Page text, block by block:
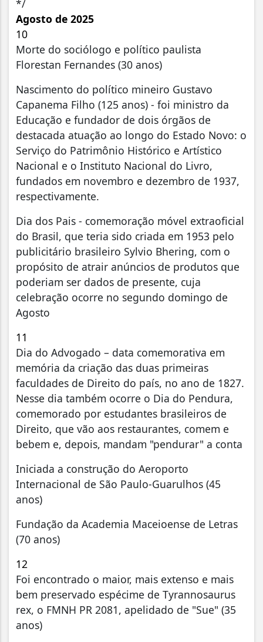
*/
Agosto de 2025
10
Morte do sociólogo e político paulista
Florestan Fernandes (30 anos)
Nascimento do político mineiro Gustavo
Capanema Filho (125 anos) - foi ministro da
Educação e fundador de dois órgãos de
destacada atuação ao longo do Estado Novo: o
Serviço do Patrimônio Histórico e Artístico
Nacional e o Instituto Nacional do Livro,
fundados em novembro e dezembro de 1937,
respectivamente.
Dia dos Pais - comemoração móvel extraoficial
do Brasil, que teria sido criada em 1953 pelo
publicitário brasileiro Sylvio Bhering, com o
propósito de atrair anúncios de produtos que
poderiam ser dados de presente, cuja
celebração ocorre no segundo domingo de
Agosto
11
Dia do Advogado – data comemorativa em
memória da criação das duas primeiras
faculdades de Direito do país, no ano de 1827.
Nesse dia também ocorre o Dia do Pendura,
comemorado por estudantes brasileiros de
Direito, que vão aos restaurantes, comem e
bebem e, depois, mandam "pendurar" a conta
Iniciada a construção do Aeroporto
Internacional de São Paulo-Guarulhos (45
anos)
Fundação da Academia Maceioense de Letras
(70 anos)
12
Foi encontrado o maior, mais extenso e mais
bem preservado espécime de Tyrannosaurus
rex, o FMNH PR 2081, apelidado de "Sue" (35
anos)